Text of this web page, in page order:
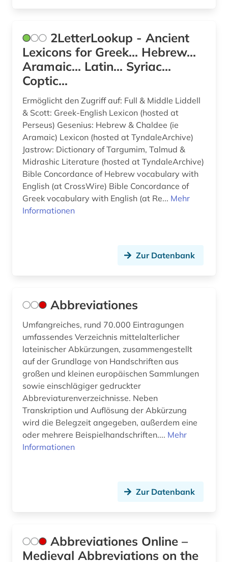
beschluss (1)
bestandsverzeichnis (1)
bezeichnung (1)
bibel (73)
bibel kunst koran (1)
bibel volltext (1)
bibel. altes testament (1)
bibelhandschrift (1)
bibeltext (1)
bibelwissenschaft (10)
bible (1)
bibliografie (33)
biblische archäologie (4)
USA (6)
Ungarn (4)
Vatikanstadt (4)
2LetterLookup - Ancient
Lexicons for Greek... Hebrew...
Aramaic... Latin... Syriac...
Coptic...
Ermöglicht den Zugriff auf: Full & Middle Liddell
& Scott: Greek-English Lexicon (hosted at
Perseus) Gesenius: Hebrew & Chaldee (ie
Aramaic) Lexicon (hosted at TyndaleArchive)
Jastrow: Dictionary of Targumim, Talmud &
Midrashic Literature (hosted at TyndaleArchive)
Bible Concordance of Hebrew vocabulary with
English (at CrossWire) Bible Concordance of
Greek vocabulary with English (at Re... Mehr
Informationen
Zur Datenbank
Abbreviationes
Umfangreiches, rund 70.000 Eintragungen
umfassendes Verzeichnis mittelalterlicher
lateinischer Abkürzungen, zusammengestellt
auf der Grundlage von Handschriften aus
großen und kleinen europäischen Sammlungen
sowie einschlägiger gedruckter
Abbreviaturenverzeichnisse. Neben
Transkription und Auflösung der Abkürzung
wird die Belegzeit angegeben, außerdem eine
oder mehrere Beispielhandschriften.... Mehr
Informationen
Zur Datenbank
Abbreviationes Online –
Medieval Abbreviations on the